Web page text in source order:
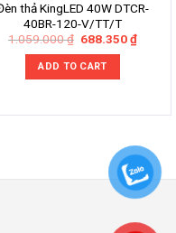
thả KingLED 40W DTCR-
40BR-120-V/TT/T
1.059.000₫ Original
was:
1.059.000 ₫.
688.350₫
ADD TO CART